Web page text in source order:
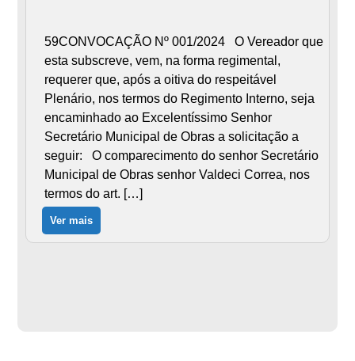
59CONVOCAÇÃO Nº 001/2024 O Vereador que
esta subscreve, vem, na forma regimental,
requerer que, após a oitiva do respeitável
Plenário, nos termos do Regimento Interno, seja
encaminhado ao Excelentíssimo Senhor
Secretário Municipal de Obras a solicitação a
seguir: O comparecimento do senhor Secretário
Municipal de Obras senhor Valdeci Correa, nos
termos do art. […]
Ver mais